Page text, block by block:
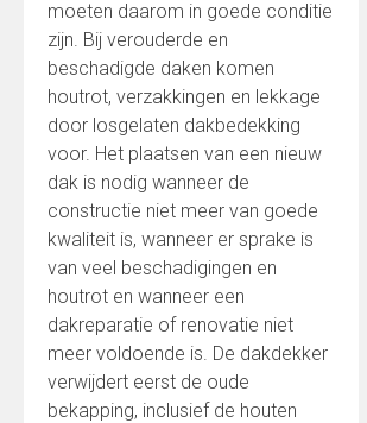
moeten daarom in goede conditie
zijn. Bij verouderde en
beschadigde daken komen
houtrot, verzakkingen en lekkage
door losgelaten dakbedekking
voor. Het plaatsen van een nieuw
dak is nodig wanneer de
constructie niet meer van goede
kwaliteit is, wanneer er sprake is
van veel beschadigingen en
houtrot en wanneer een
dakreparatie of renovatie niet
meer voldoende is. De dakdekker
verwijdert eerst de oude
bekapping, inclusief de houten